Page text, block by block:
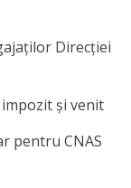
Direcţiei
şi venit
pentru CNAS